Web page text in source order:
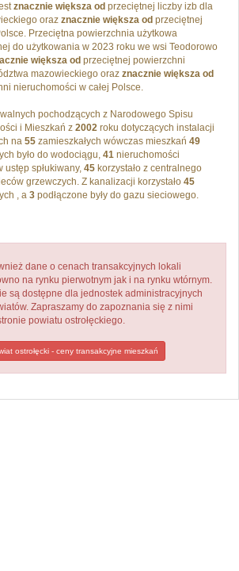
znacznie większa od przeciętnej liczby izb dla
oraz znacznie większa od przeciętnej
Przeciętna powierzchnia użytkowa
do użytkowania w 2023 roku we wsi Teodorowo
większa od przeciętnej powierzchni
mazowieckiego oraz znacznie większa od
nieruchomości w całej Polsce.
pochodzących z Narodowego Spisu
i Mieszkań z 2002 roku dotyczących instalacji
na 55 zamieszkałych wówczas mieszkań 49
było do wodociągu, 41 nieruchomości
ustęp spłukiwany, 45 korzystało z centralnego
grzewczych. Z kanalizacji korzystało 45
, a 3 podłączone były do gazu sieciowego.
dane o cenach transakcyjnych lokali
na rynku pierwotnym jak i na rynku wtórnym.
są dostępne dla jednostek administracyjnych
Zapraszamy do zapoznania się z nimi
powiatu ostrołęckiego.
ostrołęcki - ceny transakcyjne mieszkań